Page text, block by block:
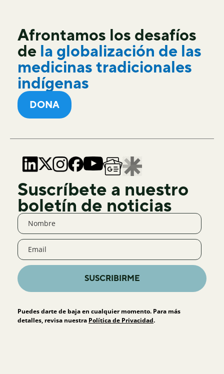
Afrontamos los desafíos
de la globalización de las
medicinas tradicionales
indígenas
DONA
Suscríbete a nuestro
boletín de noticias
SUSCRIBIRME
Puedes darte de baja en cualquier momento. Para más
detalles, revisa nuestra Política de Privacidad.